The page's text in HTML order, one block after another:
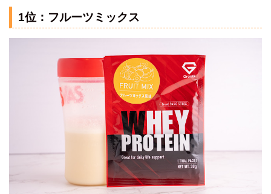
1位：フルーツミックス